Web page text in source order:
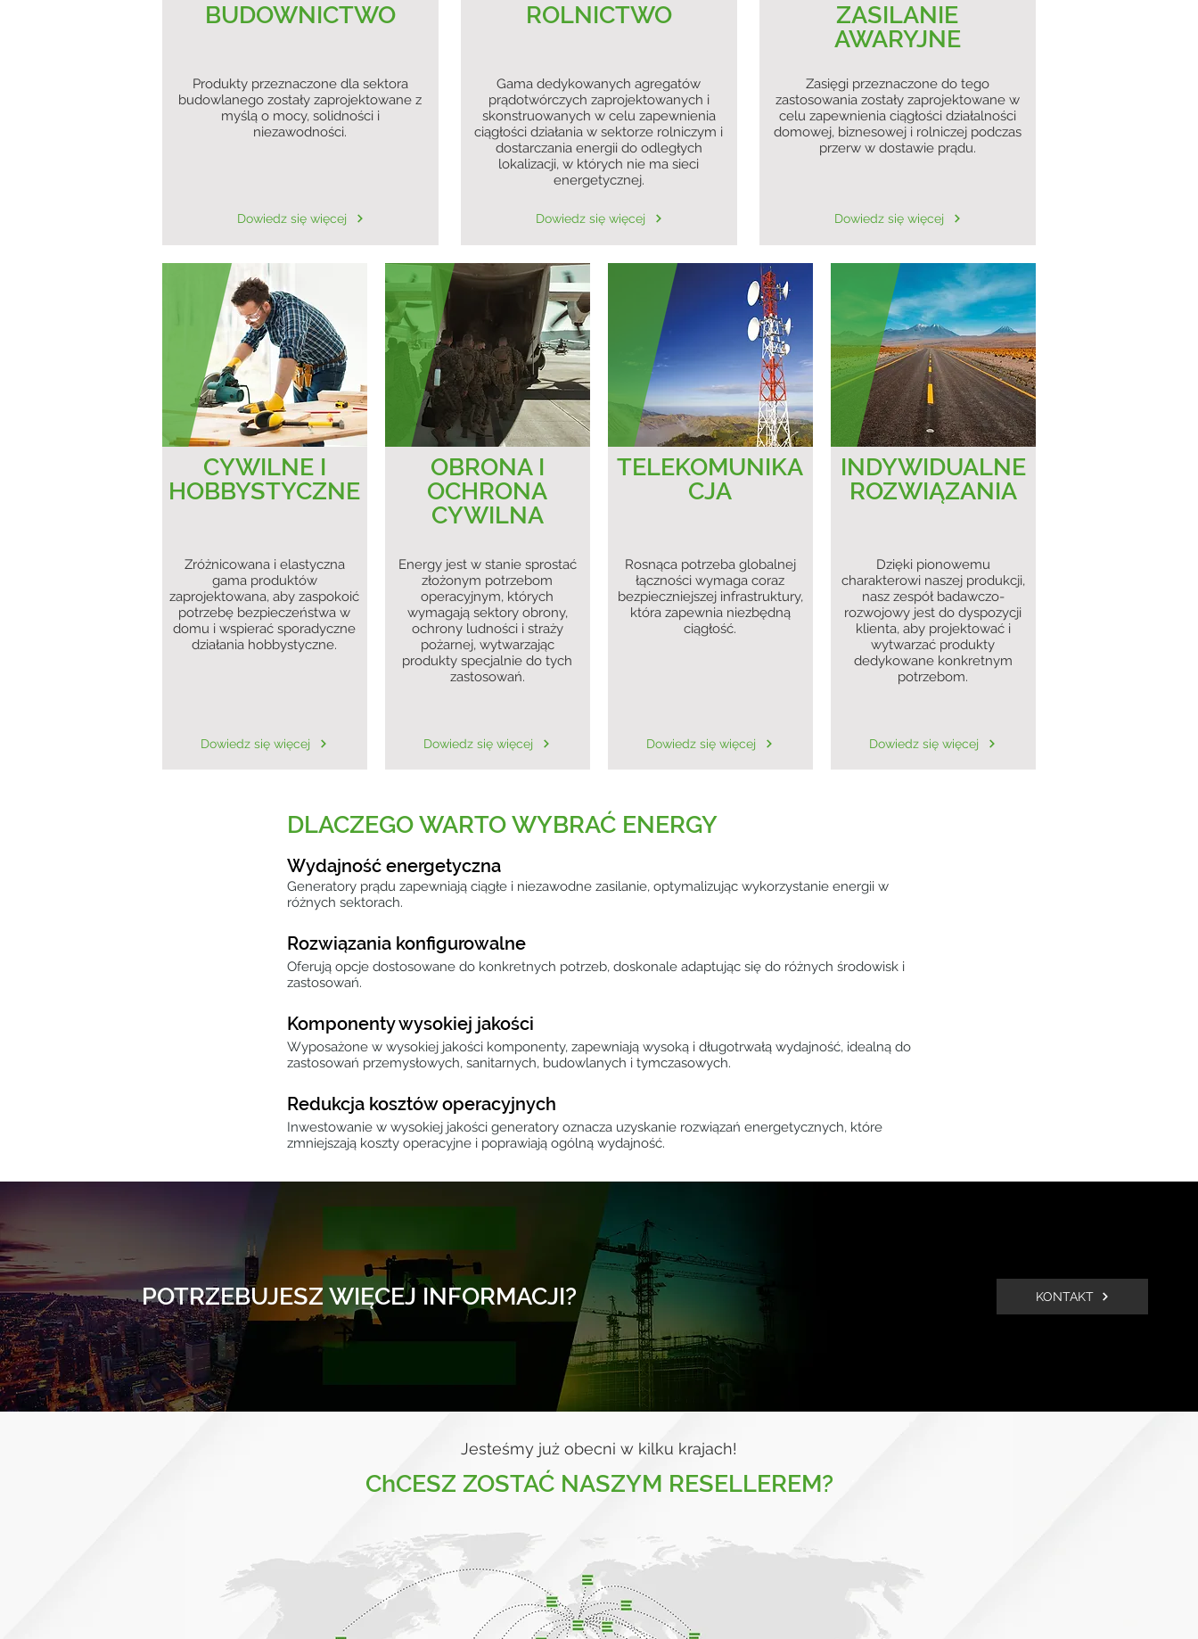
BUDOWNICTWO
Produkty przeznaczone dla sektora
budowlanego zostały zaprojektowane z
myślą o mocy, solidności i
niezawodności.
Dowiedz się więcej
ROLNICTWO
Gama dedykowanych agregatów
prądotwórczych zaprojektowanych i
skonstruowanych w celu zapewnienia
ciągłości działania w sektorze rolniczym i
dostarczania energii do odległych
lokalizacji, w których nie ma sieci
energetycznej.
Dowiedz się więcej
ZASILANIE
AWARYJNE
Zasięgi przeznaczone do tego
zastosowania zostały zaprojektowane w
celu zapewnienia ciągłości działalności
domowej, biznesowej i rolniczej podczas
przerw w dostawie prądu.
Dowiedz się więcej
CYWILNE I
HOBBYSTYCZNE
Zróżnicowana i elastyczna
gama produktów
zaprojektowana, aby zaspokoić
potrzebę bezpieczeństwa w
domu i wspierać sporadyczne
działania hobbystyczne.
Dowiedz się więcej
OBRONA I
OCHRONA
CYWILNA
Energy jest w stanie sprostać
złożonym potrzebom
operacyjnym, których
wymagają sektory obrony,
ochrony ludności i straży
pożarnej, wytwarzając
produkty specjalnie do tych
zastosowań.
Dowiedz się więcej
TELEKOMUNIKA
CJA
Rosnąca potrzeba globalnej
łączności wymaga coraz
bezpieczniejszej infrastruktury,
która zapewnia niezbędną
ciągłość.
Dowiedz się więcej
INDYWIDUALNE
ROZWIĄZANIA
Dzięki pionowemu
charakterowi naszej produkcji,
nasz zespół badawczo-
rozwojowy jest do dyspozycji
klienta, aby projektować i
wytwarzać produkty
dedykowane konkretnym
potrzebom.
Dowiedz się więcej
DLACZEGO WARTO WYBRAĆ ENERGY
Wydajność energetyczna
Generatory prądu zapewniają ciągłe i niezawodne zasilanie, optymalizując wykorzystanie energii w
różnych sektorach.
Rozwiązania konfigurowalne
Oferują opcje dostosowane do konkretnych potrzeb, doskonale adaptując się do różnych środowisk i
zastosowań.
Komponenty wysokiej jakości
Wyposażone w wysokiej jakości komponenty, zapewniają wysoką i długotrwałą wydajność, idealną do
zastosowań przemysłowych, sanitarnych, budowlanych i tymczasowych.
Redukcja kosztów operacyjnych
Inwestowanie w wysokiej jakości generatory oznacza uzyskanie rozwiązań energetycznych, które
zmniejszają koszty operacyjne i poprawiają ogólną wydajność.
POTRZEBUJESZ WIĘCEJ INFORMACJI? KONTAKT
Jesteśmy już obecni w kilku krajach!
ChCESZ ZOSTAĆ NASZYM RESELLEREM?